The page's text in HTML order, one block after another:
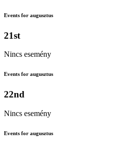
Events for augusztus
21st
Nincs esemény
Events for augusztus
22nd
Nincs esemény
Events for augusztus